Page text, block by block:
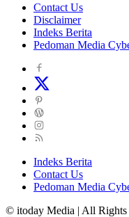
Contact Us
Disclaimer
Indeks Berita
Pedoman Media
Indeks Berita
Contact Us
Pedoman Media
© itoday Media | All Rights